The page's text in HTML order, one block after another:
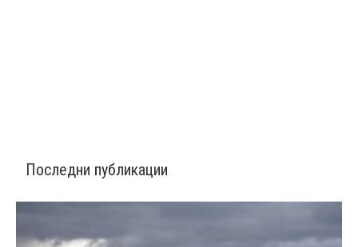
Последни публикации